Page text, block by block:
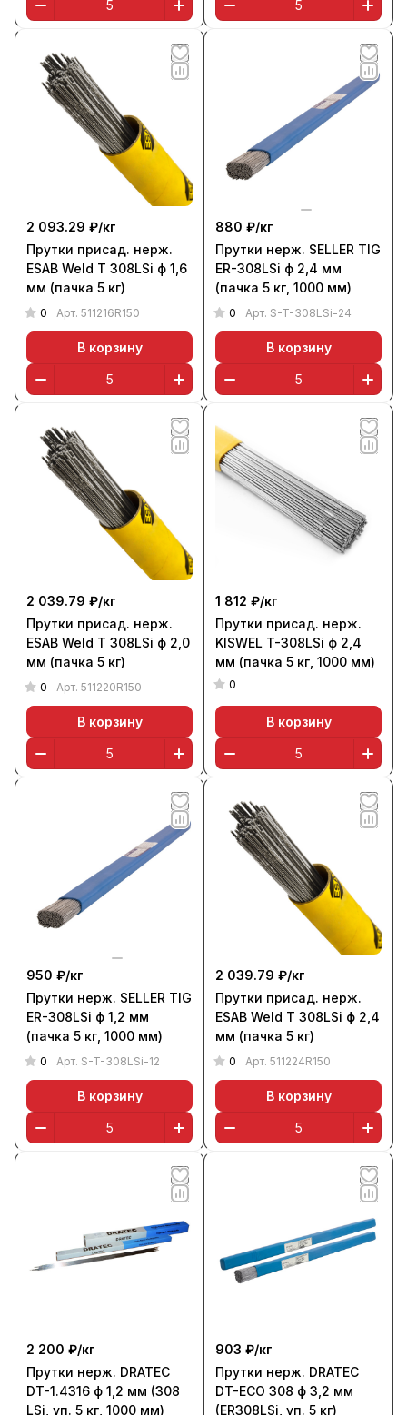
2 093.29 ₽/кг
Прутки присад. нерж.
ESAB Weld T 308LSi ф 1,6
мм (пачка 5 кг)
0 Арт. 511216R150
В корзину
880 ₽/кг
Прутки нерж. SELLER TIG
ER-308LSi ф 2,4 мм
(пачка 5 кг, 1000 мм)
0 Арт. S-T-308LSi-24
В корзину
2 039.79 ₽/кг
Прутки присад. нерж.
ESAB Weld T 308LSi ф 2,0
мм (пачка 5 кг)
0 Арт. 511220R150
В корзину
1 812 ₽/кг
Прутки присад. нерж.
KISWEL T-308LSi ф 2,4
мм (пачка 5 кг, 1000 мм)
0
В корзину
950 ₽/кг
Прутки нерж. SELLER TIG
ER-308LSi ф 1,2 мм
(пачка 5 кг, 1000 мм)
0 Арт. S-T-308LSi-12
В корзину
2 039.79 ₽/кг
Прутки присад. нерж.
ESAB Weld T 308LSi ф 2,4
мм (пачка 5 кг)
0 Арт. 511224R150
В корзину
2 200 ₽/кг
Прутки нерж. DRATEC
DT-1.4316 ф 1,2 мм (308
LSi, уп. 5 кг, 1000 мм)
903 ₽/кг
Прутки нерж. DRATEC
DT-ECO 308 ф 3,2 мм
(ER308LSi, уп. 5 кг)